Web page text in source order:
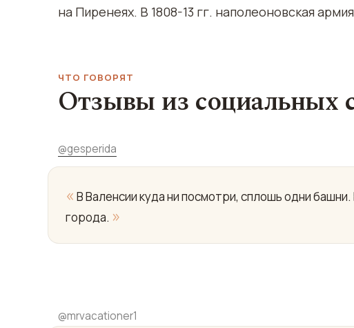
на Пиренеях. В 1808-13 гг. наполеоновская
ЧТО ГОВОРЯТ
Отзывы из социальных
@gesperida
« В Валенсии куда ни посмотри, сплошь одни
города. »
@mrvacationer1